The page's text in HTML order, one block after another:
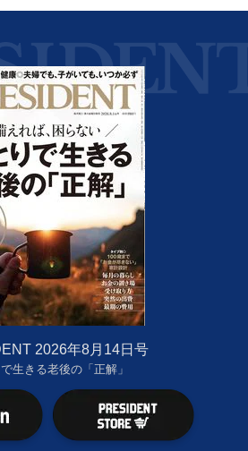
2026年8月14日号
生きる老後の「正解」